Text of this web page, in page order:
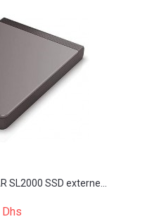
SL2000 SSD externe...